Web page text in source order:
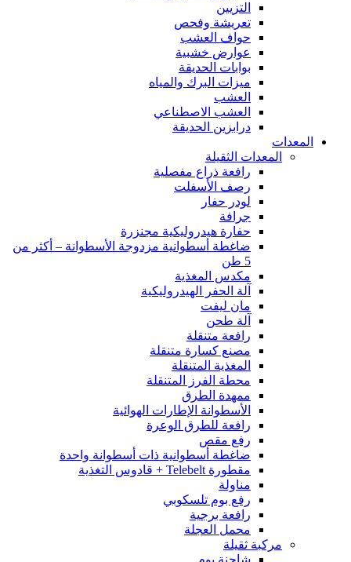
التزيين
تعريشة وفحص
حواف العشب
عوارض خشبية
بوابات الحديقة
ميزات البرك والمياه
العشب
العشب الاصطناعي
درابزين الحديقة
المعدات
المعدات الثقيلة
رافعة ذراع مفصلية
رصف الأسفلت
لودر حفار
جرافة
حفارة هيدروليكية مجنزرة
ضاغطة أسطوانية مزدوجة الأسطوانة – أكثر من
5 طن
مكدس المغذية
آلة الحفر الهيدروليكية
مان ليفت
آلة طحن
رافعة متنقلة
مصنع كسارة متنقلة
المغذية المتنقلة
محطة الفرز المتنقلة
ممهدة الطرق
الأسطوانة الإطارات الهوائية
رافعة للطرق الوعرة
رفع مقص
ضاغطة أسطوانية ذات أسطوانة واحدة
مقطورة Telebelt + قادوس التغذية
مناولة
رفع بوم تلسكوبي
رافعة برجية
محمل العجلة
مركبة ثقيلة
شاحنة بوم